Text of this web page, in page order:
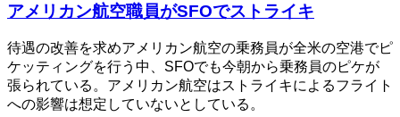
アメリカン航空職員がSFOでストライキ
待遇の改善を求めアメリカン航空の乗務員が全米の空港でピ
ケッティングを行う中、SFOでも今朝から乗務員のピケが
張られている。アメリカン航空はストライキによるフライト
への影響は想定していないとしている。